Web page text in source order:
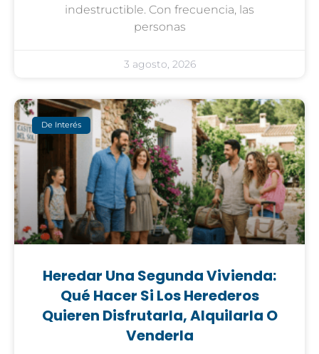
indestructible. Con frecuencia, las
personas
3 agosto, 2026
De Interés
Heredar Una Segunda Vivienda:
Qué Hacer Si Los Herederos
Quieren Disfrutarla, Alquilarla O
Venderla